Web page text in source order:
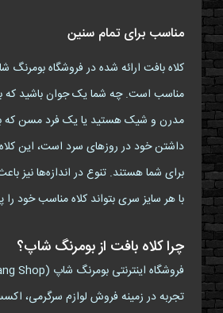
مناسب برای تمام سنین
کلاه بافت ارائه شده در فروشگاه بومرنگ
مناسب است. چه شما یک جوان باشید که
مدرن و شیک هستید یا یک فرد مسن که
داشتن خود در روزهای سرد است، این
برای شما هستند. تنوع در اندازه‌ها نیز
با هر سایز سری بتواند کلاه مناسب خود را
چرا کلاه بافت از بومرنگ شاپ؟
تجربه در زمینه فروش لوازم سرگرمی،